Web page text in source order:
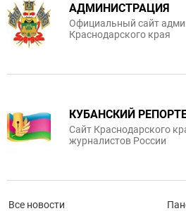
АДМИНИСТРАЦИЯ
Официальный сайт
Краснодарского края
КУБАНСКИЙ
Сайт Краснодарского
журналистов России
Все новости